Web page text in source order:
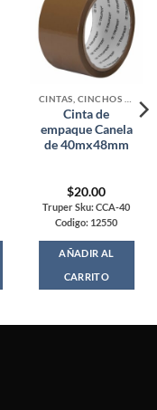
Cinta de
empaque Canela
de 40mx48mm
$20.00
Truper Sku: CCA-40
Codigo: 12550
AÑADIR AL
CARRITO